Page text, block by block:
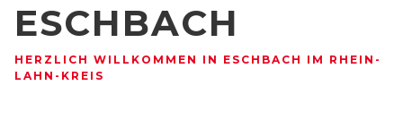
ESCHBACH
HERZLICH WILLKOMMEN IN ESCHBACH IM RHEIN-
LAHN-KREIS